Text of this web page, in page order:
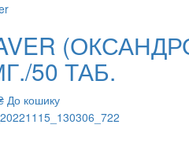
50 ТАБ.
До кошику